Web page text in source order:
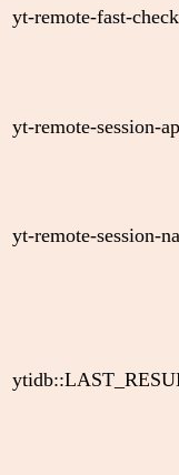
yt-remote-fast-
yt-remote-session-
yt-remote-session-